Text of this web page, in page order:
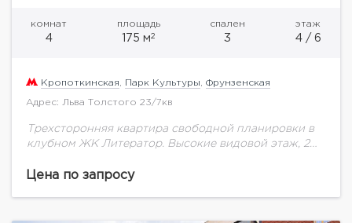
комнат
4
площадь
175 м2
спален
3
этаж
4 / 6
Кропоткинская, Парк Культуры, Фрунзенская
Адрес: Льва Толстого 23/7кв
Трехсторонняя квартира свободной планировки в
клубном ЖК Литератор. Высокие видовой этаж, 2
спален и 3 санузлов. Просторная застекленная
Цена по запросу